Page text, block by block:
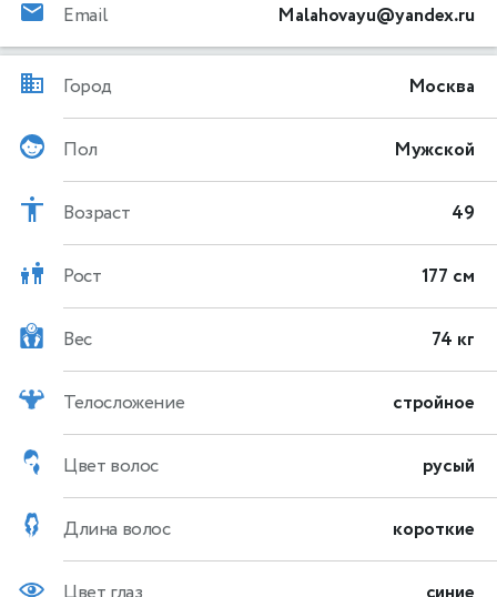
Email Malahovayu@yandex.ru
Город Москва
Пол Мужской
Возраст 49
Рост 177 см
Вес 74 кг
Телосложение стройное
Цвет волос русый
Длина волос короткие